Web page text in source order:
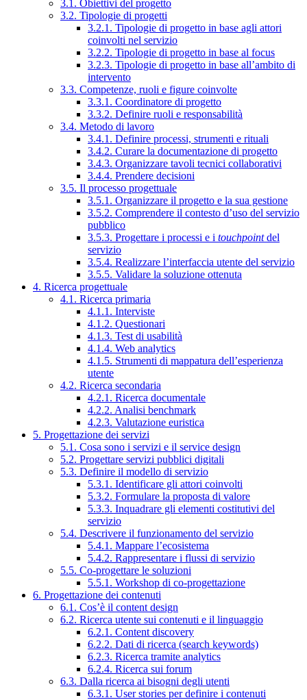
3.1. Obiettivi del progetto
3.2. Tipologie di progetti
3.2.1. Tipologie di progetto in base agli attori
coinvolti nel servizio
3.2.2. Tipologie di progetto in base al focus
3.2.3. Tipologie di progetto in base all’ambito di
intervento
3.3. Competenze, ruoli e figure coinvolte
3.3.1. Coordinatore di progetto
3.3.2. Definire ruoli e responsabilità
3.4. Metodo di lavoro
3.4.1. Definire processi, strumenti e rituali
3.4.2. Curare la documentazione di progetto
3.4.3. Organizzare tavoli tecnici collaborativi
3.4.4. Prendere decisioni
3.5. Il processo progettuale
3.5.1. Organizzare il progetto e la sua gestione
3.5.2. Comprendere il contesto d’uso del servizio
pubblico
3.5.3. Progettare i processi e i touchpointdel
servizio
3.5.4. Realizzare l’interfaccia utente del servizio
3.5.5. Validare la soluzione ottenuta
4. Ricerca progettuale
4.1. Ricerca primaria
4.1.1. Interviste
4.1.2. Questionari
4.1.3. Test di usabilità
4.1.4. Web analytics
4.1.5. Strumenti di mappatura dell’esperienza
utente
4.2. Ricerca secondaria
4.2.1. Ricerca documentale
4.2.2. Analisi benchmark
4.2.3. Valutazione euristica
5. Progettazione dei servizi
5.1. Cosa sono i servizi e il service design
5.2. Progettare servizi pubblici digitali
5.3. Definire il modello di servizio
5.3.1. Identificare gli attori coinvolti
5.3.2. Formulare la proposta di valore
5.3.3. Inquadrare gli elementi costitutivi del
servizio
5.4. Descrivere il funzionamento del servizio
5.4.1. Mappare l’ecosistema
5.4.2. Rappresentare i flussi di servizio
5.5. Co-progettare le soluzioni
5.5.1. Workshop di co-progettazione
6. Progettazione dei contenuti
6.1. Cos’è il content design
6.2. Ricerca utente sui contenuti e il linguaggio
6.2.1. Content discovery
6.2.2. Dati di ricerca (search keywords)
6.2.3. Ricerca tramite analytics
6.2.4. Ricerca sui forum
6.3. Dalla ricerca ai bisogni degli utenti
6.3.1. User stories per definire i contenuti